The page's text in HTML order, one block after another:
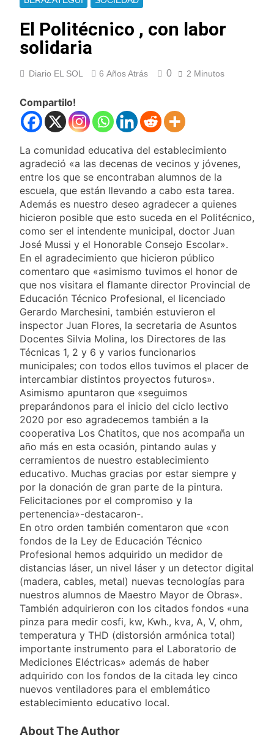
también llega a los
templos: casi la
alimentos, dinero o
trabajo
15 Horas Atrás
21 Horas Atrás
despedir a su padre
Jorge Messi
22 Horas Atrás
Murió Jorge Messi,
Messi, a los 68 años
1 Día Atrás
Thiago Medina fue
imputado
formalmente por
abuso sexual
1 Día Atrás
La CGT y las dos
CTA profundizan su
plan de lucha con
nuevas marchas
contra el Gobierno
1 Día Atrás
La noche del Afro
Quilmeño: boxeo de
primer nivel en la sede
de Quilmes
2 Días Atrás
La Diócesis de
Quilmes celebró la
visita del Papa León
XIV a la Argentina
2 Días Atrás
Figuras de la cultura
se sumaron a la
marcha frente al
Congreso contra la
Ley de Propiedad
Privada
2 Días Atrás
Nueva jornada
negativa para los
activos argentinos:
cayeron las acciones
en Wall Street y el
riesgo país quedó al
borde de los 450
puntos
2 Días Atrás
Jorge Macri condenó
los disturbios frente
al Congreso y
calificó a los
responsables como
«delincuentes
anarquistas»
2 Días Atrás
Día Internacional de
la Cerveza: los tres
secretos para
servirla
correctamente
2 Días Atrás
El frío polar se
instala en Buenos
tiempo y llegan las
temperaturas más
bajas de la semana
Día de San Cayetano:
por qué se celebra
cada 7 de agosto y
qué representa para
los argentinos
2 Días Atrás
El Senado aprobó la
ley de propiedad
privada, pero el
Gobierno debió
eliminar otro capítulo
2 Días Atrás
Incidentes frente al
Congreso durante la
protesta contra la
Ley de Propiedad
Privada: hubo
detenidos y
enfrentamientos
3 Días Atrás
La Fiscalía rechazó el
pedido para
suspender el juicio
contra Pity Alvarez
3 Días Atrás
El Politécnico , con labor
solidaria
Diario EL SOL 6 Años Atrás 0 2 Minutos
Compartilo!
La comunidad educativa del establecimiento
agradeció «a las decenas de vecinos y jóvenes,
entre los que se encontraban alumnos de la
escuela, que están llevando a cabo esta tarea.
Además es nuestro deseo agradecer a quienes
hicieron posible que esto suceda en el Politécnico,
como ser el intendente municipal, doctor Juan
José Mussi y el Honorable Consejo Escolar».
En el agradecimiento que hicieron público
comentaro que «asimismo tuvimos el honor de
que nos visitara el flamante director Provincial de
Educación Técnico Profesional, el licenciado
Gerardo Marchesini, también estuvieron el
inspector Juan Flores, la secretaria de Asuntos
Docentes Silvia Molina, los Directores de las
Técnicas 1, 2 y 6 y varios funcionarios
municipales; con todos ellos tuvimos el placer de
intercambiar distintos proyectos futuros».
Asimismo apuntaron que «seguimos
preparándonos para el inicio del ciclo lectivo
2020 por eso agradecemos también a la
cooperativa Los Chatitos, que nos acompaña un
año más en esta ocasión, pintando aulas y
cerramientos de nuestro establecimiento
educativo. Muchas gracias por estar siempre y
por la donación de gran parte de la pintura.
Felicitaciones por el compromiso y la
pertenencia»-destacaron-.
En otro orden también comentaron que «con
fondos de la Ley de Educación Técnico
Profesional hemos adquirido un medidor de
distancias láser, un nivel láser y un detector digital
(madera, cables, metal) nuevas tecnologías para
nuestros alumnos de Maestro Mayor de Obras».
También adquirieron con los citados fondos «una
pinza para medir cosfi, kw, Kwh., kva, A, V, ohm,
temperatura y THD (distorsión armónica total)
importante instrumento para el Laboratorio de
Mediciones Eléctricas» además de haber
adquirido con los fondos de la citada ley cinco
nuevos ventiladores para el emblemático
establecimiento educativo local.
About The Author